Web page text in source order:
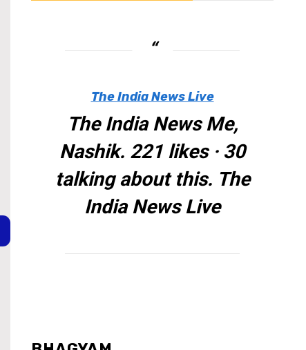
The India News Live
The India News Me,
Nashik. 221 likes · 30
talking about this. The
India News Live